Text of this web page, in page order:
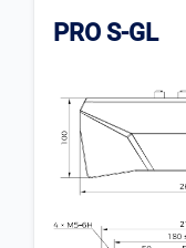
PRO S-GL